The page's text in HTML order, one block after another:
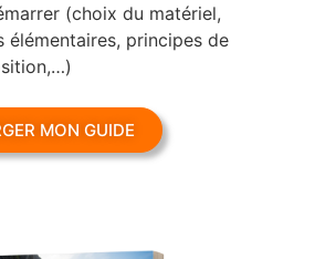
(choix du matériel,
élémentaires, principes de
MON GUIDE